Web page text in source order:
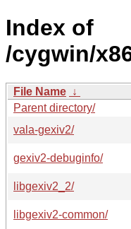
Index of
/cygwin/
File Name ↓
Parent directory/
vala-gexiv2/
gexiv2-debuginfo/
libgexiv2_2/
libgexiv2-common/